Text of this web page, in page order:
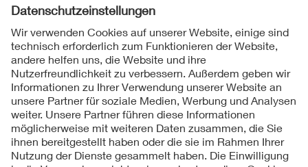
Folgen Sie uns